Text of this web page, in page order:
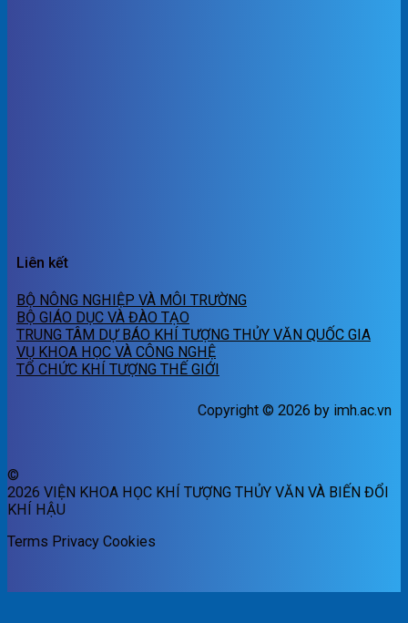
Liên kết
BỘ NÔNG NGHIỆP VÀ MÔI TRƯỜNG
BỘ GIÁO DỤC VÀ ĐÀO TẠO
TRUNG TÂM DỰ BÁO KHÍ TƯỢNG THỦY VĂN QUỐC GIA
VỤ KHOA HỌC VÀ CÔNG NGHỆ
TỔ CHỨC KHÍ TƯỢNG THẾ GIỚI
Copyright © 2026 by imh.ac.vn
©
2026 VIỆN KHOA HỌC KHÍ TƯỢNG THỦY VĂN VÀ BIẾN ĐỔI
KHÍ HẬU
Terms Privacy Cookies